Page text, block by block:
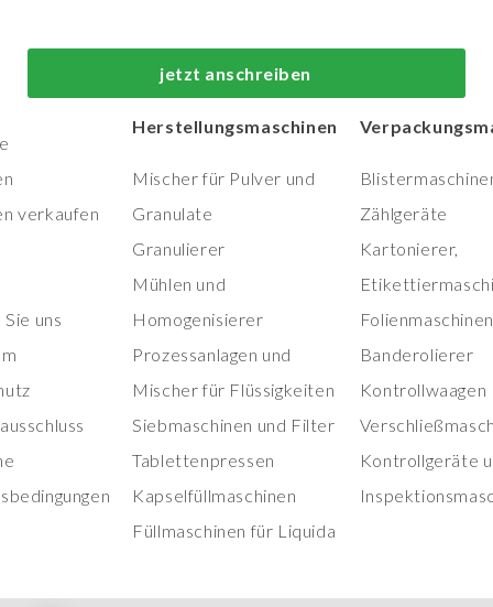
jetzt anschreiben
verkaufen
uns
Top-Prozess- und
Herstellungsmaschinen
Mischer für Pulver und
Granulate
Granulierer
Mühlen und
Homogenisierer
Prozessanlagen und
Mischer für Flüssigkeiten
Siebmaschinen und Filter
Tablettenpressen
Kapselfüllmaschinen
Füllmaschinen für Liquida
Zählgeräte
Kartonierer,
Banderolierer
Kontrollwaagen
Kontrollgeräte